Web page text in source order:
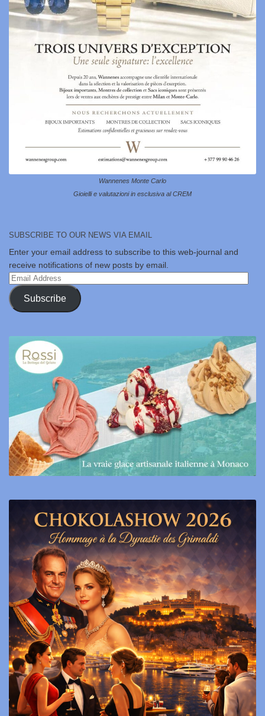
Wannenes Monte Carlo
Gioielli e valutazioni in esclusiva al CREM
SUBSCRIBE TO OUR NEWS VIA EMAIL
Enter your email address to subscribe to this web-journal and
receive notifications of new posts by email.
Email
Address
Subscribe